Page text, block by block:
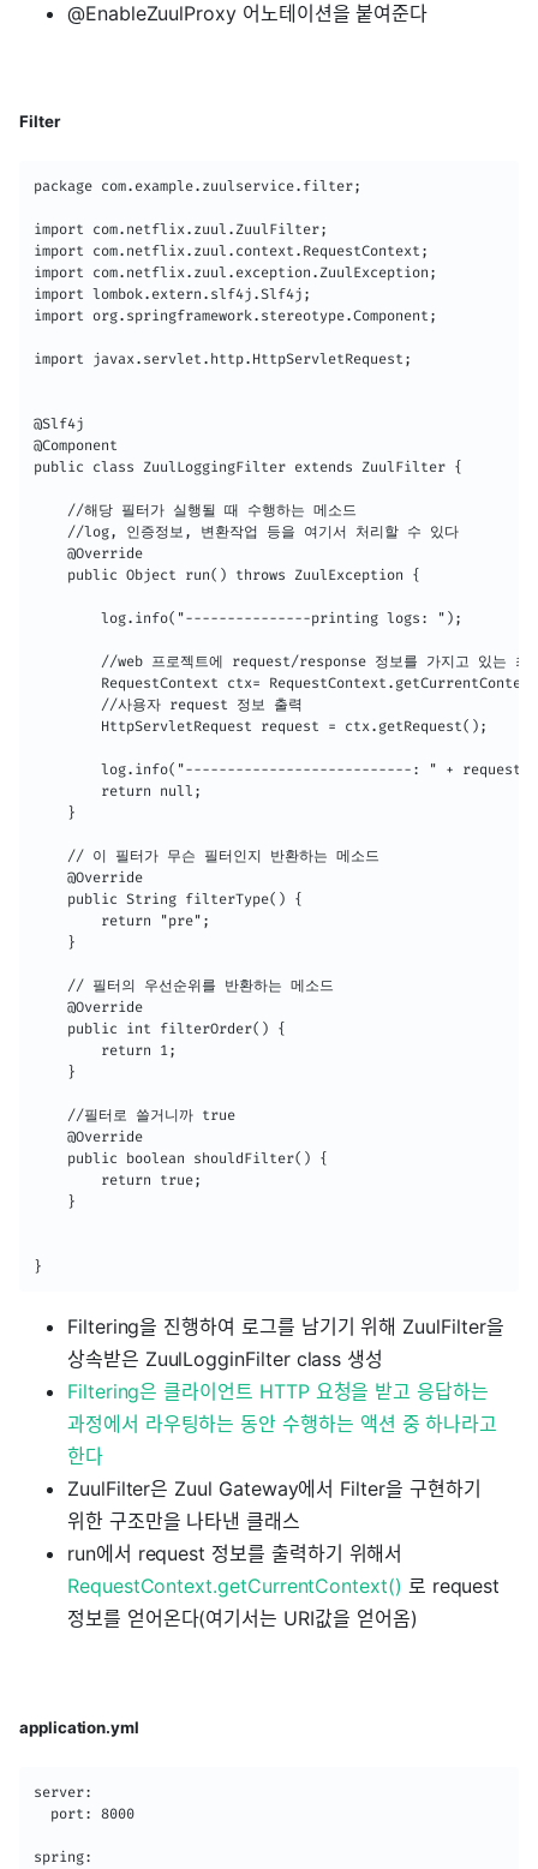
@EnableZuulProxy 어노테이션을 붙여준다
Filter
package com.example.zuulservice.filter;
import com.netflix.zuul.ZuulFilter;
import com.netflix.zuul.context.RequestContext;
import com.netflix.zuul.exception.ZuulException;
import lombok.extern.slf4j.Slf4j;
import org.springframework.stereotype.Component;
import javax.servlet.http.HttpServletRequest;
@Slf4j
@Component
public class ZuulLoggingFilter extends ZuulFilter {
    //해당 필터가 실행될 때 수행하는 메소드
    //log, 인증정보, 변환작업 등을 여기서 처리할 수 있다
    @Override
    public Object run() throws ZuulException {
        log.info("---------------printing logs: ");
//web 프로젝트에 request/response 정보를 가지고 있는 최
RequestContext ctx=
        //사용자 request 정보 출력
        HttpServletRequest request = ctx.getRequest();
log.info("---------------------------: " +
        return null;
    }
    // 이 필터가 무슨 필터인지 반환하는 메소드
    @Override
    public String filterType() {
        return "pre";
    }
    // 필터의 우선순위를 반환하는 메소드
    @Override
    public int filterOrder() {
        return 1;
    }
    //필터로 쓸거니까 true
    @Override
    public boolean shouldFilter() {
        return true;
    }
Filtering을 진행하여 로그를 남기기 위해 ZuulFilter을
상속받은 ZuulLogginFilter class 생성
Filtering은 클라이언트 HTTP 요청을 받고 응답하는
과정에서 라우팅하는 동안 수행하는 액션 중 하나라고
한다
ZuulFilter은 Zuul Gateway에서 Filter을 구현하기
위한 구조만을 나타낸 클래스
run에서 request 정보를 출력하기 위해서
RequestContext.getCurrentContext() 로 request
정보를 얻어온다(여기서는 URI값을 얻어옴)
application.yml
server:
  port: 8000
spring: